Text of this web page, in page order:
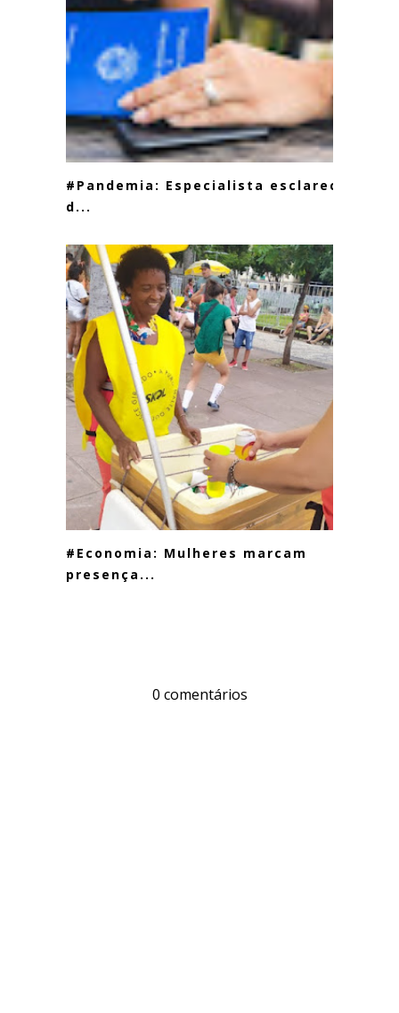
#Pandemia: Especialista esclarece
d...
#Economia: Mulheres marcam
presença...
0 comentários